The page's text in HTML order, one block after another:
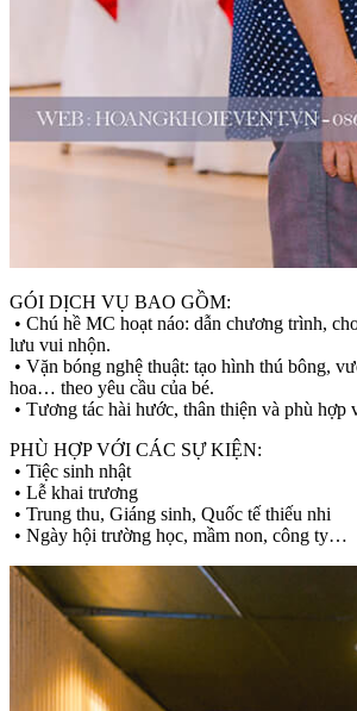
GÓI DỊCH VỤ BAO GỒM:
• Chú hề MC hoạt náo: dẫn chương trình,
lưu vui nhộn.
• Vặn bóng nghệ thuật: tạo hình thú bông,
hoa… theo yêu cầu của bé.
• Tương tác hài hước, thân thiện và phù hợp
PHÙ HỢP VỚI CÁC SỰ KIỆN:
• Tiệc sinh nhật
• Lễ khai trương
• Trung thu, Giáng sinh, Quốc tế thiếu nhi
• Ngày hội trường học, mầm non, công ty…